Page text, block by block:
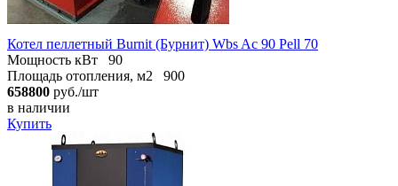
Котел пеллетный Burnit (Бурнит) Wbs Ac 90 Pell 70
Мощность кВт
90
Площадь отопления, м2
900
658800 руб./шт
в наличии
Купить